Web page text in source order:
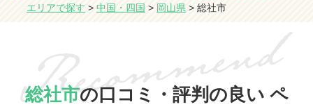
エリアで探す > 中国・四国 > 岡山県 > 総社市
総社市の口コミ・評判の良い ペ